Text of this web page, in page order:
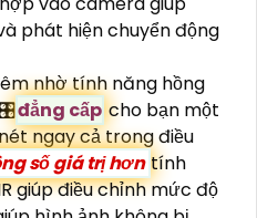
phát hiện chuyển động
nhờ tính năng hồng
🎛đẳng cấp cho bạn một
ngay cả trong điều
số giá trị hơn tính
giúp điều chỉnh mức độ